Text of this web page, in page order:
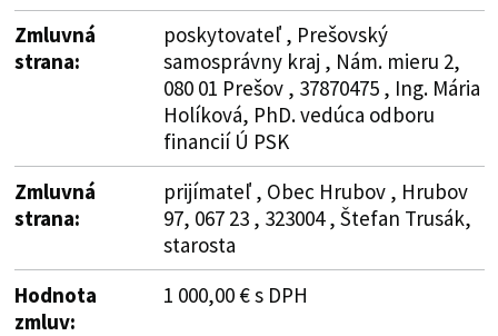
Zmluvná
strana:
poskytovateľ , Prešovský
samosprávny kraj , Nám. mieru 2,
080 01 Prešov , 37870475 , Ing. Mária
Holíková, PhD. vedúca odboru
financií Ú PSK
Zmluvná
strana:
prijímateľ , Obec Hrubov , Hrubov
97, 067 23 , 323004 , Štefan Trusák,
starosta
Hodnota
zmluv:
1 000,00 € s DPH